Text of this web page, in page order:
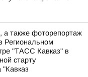
а также фоторепортаж
Региональном
"ТАСС Кавказ" в
старту
"Кавказ